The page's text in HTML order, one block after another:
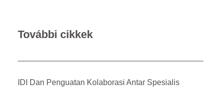
További cikkek
IDI Dan Penguatan Kolaborasi Antar Spesialis